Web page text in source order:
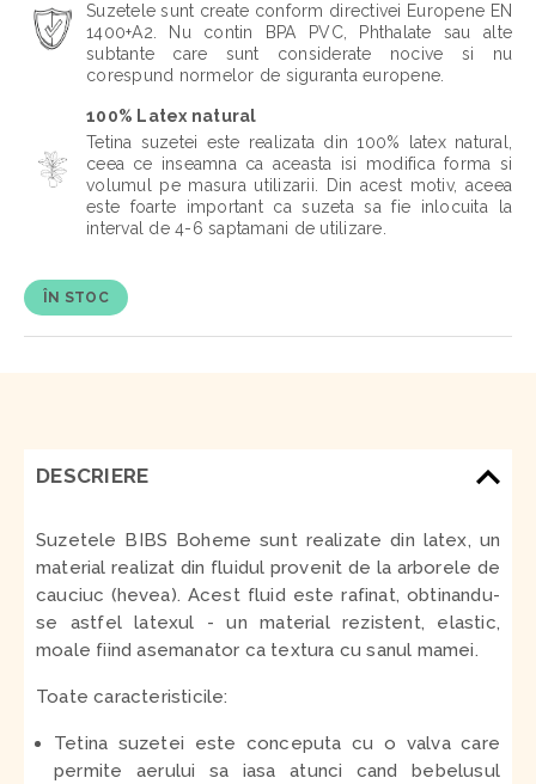
Suzetele sunt create conform directivei Europene EN
1400+A2. Nu contin BPA PVC, Phthalate sau alte
subtante care sunt considerate nocive si nu
corespund normelor de siguranta europene.
100% Latex natural
Tetina suzetei este realizata din 100% latex natural,
ceea ce inseamna ca aceasta isi modifica forma si
volumul pe masura utilizarii. Din acest motiv, aceea
este foarte important ca suzeta sa fie inlocuita la
interval de 4-6 saptamani de utilizare.
ÎN STOC
DESCRIERE
Suzetele BIBS Boheme sunt realizate din latex, un
material realizat din fluidul provenit de la arborele de
cauciuc (hevea). Acest fluid este rafinat, obtinandu-
se astfel latexul - un material rezistent, elastic,
moale fiind asemanator ca textura cu sanul mamei.
Toate caracteristicile:
Tetina suzetei este conceputa cu o valva care
permite aerului sa iasa atunci cand bebelusul